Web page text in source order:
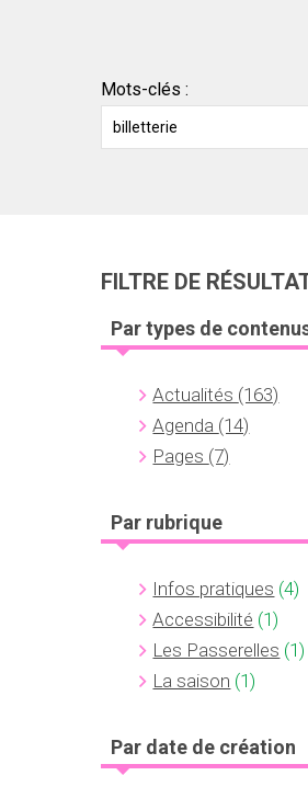
Mots-clés :
FILTRE DE
Par types de
Actualités (163)
Agenda (14)
Pages (7)
Par rubrique
Infos pratiques (4)
Accessibilité (1)
Les Passerelles (1)
La saison (1)
Par date de création